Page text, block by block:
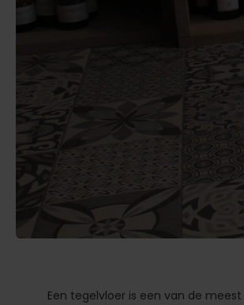
Een tegelvloer is een van de